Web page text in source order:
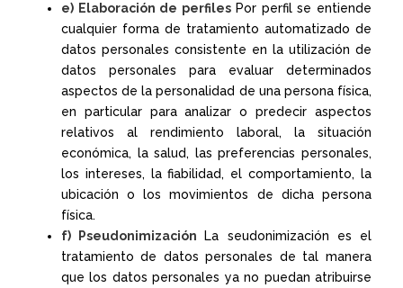
e) Elaboración de perfiles Por perfil se entiende
cualquier forma de tratamiento automatizado de
datos personales consistente en la utilización de
datos personales para evaluar determinados
aspectos de la personalidad de una persona física,
en particular para analizar o predecir aspectos
relativos al rendimiento laboral, la situación
económica, la salud, las preferencias personales,
los intereses, la fiabilidad, el comportamiento, la
ubicación o los movimientos de dicha persona
física.
f) Pseudonimización
La seudonimización es el
tratamiento de datos personales de tal manera
que los datos personales ya no puedan atribuirse